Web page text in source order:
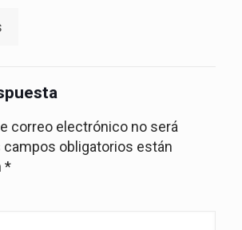
correo electrónico no será
campos obligatorios están
*